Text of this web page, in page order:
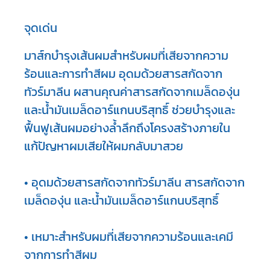
จุดเด่น
มาส์กบำรุงเส้นผมสำหรับผมที่เสียจากความ
ร้อนและการทำสีผม อุดมด้วยสารสกัดจาก
ทัวร์มาลีน ผสานคุณค่าสารสกัดจากเมล็ดองุ่น
และน้ำมันเมล็ดอาร์แกนบริสุทธิ์ ช่วยบำรุงและ
ฟื้นฟูเส้นผมอย่างล้ำลึกถึงโครงสร้างภายใน
แก้ปัญหาผมเสียให้ผมกลับมาสวย
• อุดมด้วยสารสกัดจากทัวร์มาลีน สารสกัดจาก
เมล็ดองุ่น และน้ำมันเมล็ดอาร์แกนบริสุทธิ์
• เหมาะสำหรับผมที่เสียจากความร้อนและเคมี
จากการทำสีผม